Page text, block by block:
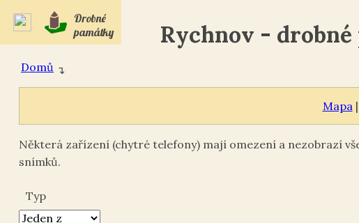
Drobné
památky
Rychnov -
Domů ↴
Mapa |
Některá zařízení (chytré telefony) mají omezení a nezobrazí
snímků.
Typ